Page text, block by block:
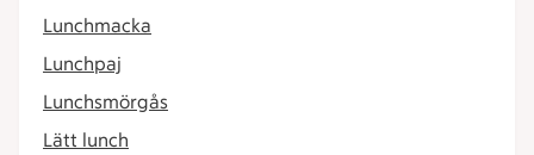
Lunchmacka
Lunchpaj
Lunchsmörgås
Lätt lunch